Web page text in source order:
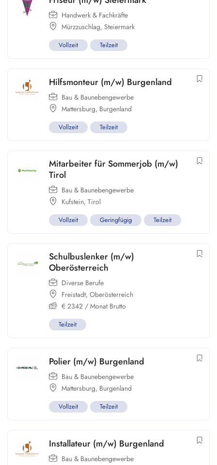
Handwerk & Fachkräfte
Mürzzuschlag, Steiermark
Vollzeit Teilzeit
Hilfsmonteur (m/w) Burgenland
Bau & Baunebengewerbe
Mattersburg, Burgenland
Vollzeit Teilzeit
Mitarbeiter für Sommerjob (m/w)
Tirol
Bau & Baunebengewerbe
Kufstein, Tirol
Vollzeit Geringfügig Teilzeit
Schulbuslenker (m/w)
Oberösterreich
Diverse Berufe
Freistadt, Oberösterreich
€ 2342 / Monat Brutto
Teilzeit
Polier (m/w) Burgenland
Bau & Baunebengewerbe
Mattersburg, Burgenland
Vollzeit Teilzeit
Installateur (m/w) Burgenland
Bau & Baunebengewerbe